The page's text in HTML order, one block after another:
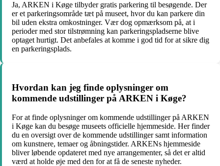
Ja, ARKEN i Køge tilbyder gratis parkering til besøgende. Der
er et parkeringsområde tæt på museet, hvor du kan parkere din
bil uden ekstra omkostninger. Vær dog opmærksom på, at i
perioder med stor tilstrømning kan parkeringspladserne blive
optaget hurtigt. Det anbefales at komme i god tid for at sikre dig
en parkeringsplads.
Hvordan kan jeg finde oplysninger om
kommende udstillinger på ARKEN i Køge?
For at finde oplysninger om kommende udstillinger på ARKEN
i Køge kan du besøge museets officielle hjemmeside. Her finder
du en oversigt over de kommende udstillinger samt information
om kunstnere, temaer og åbningstider. ARKENs hjemmeside
bliver løbende opdateret med nye arrangementer, så det er altid
værd at holde øje med den for at få de seneste nyheder.